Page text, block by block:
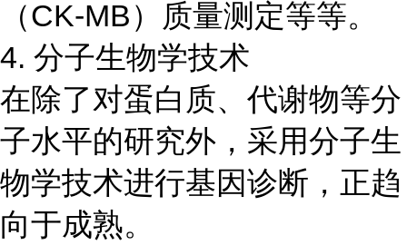
（CK-MB）质量测定等等。
4. 分子生物学技术
在除了对蛋白质、代谢物等分
子水平的研究外，采用分子生
物学技术进行基因诊断，正趋
向于成熟。